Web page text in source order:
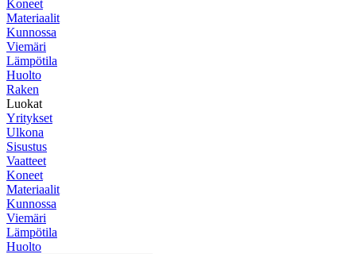
Koneet
Materiaalit
Kunnossa
Viemäri
Lämpötila
Huolto
Raken
Luokat
Yritykset
Ulkona
Sisustus
Vaatteet
Koneet
Materiaalit
Kunnossa
Viemäri
Lämpötila
Huolto